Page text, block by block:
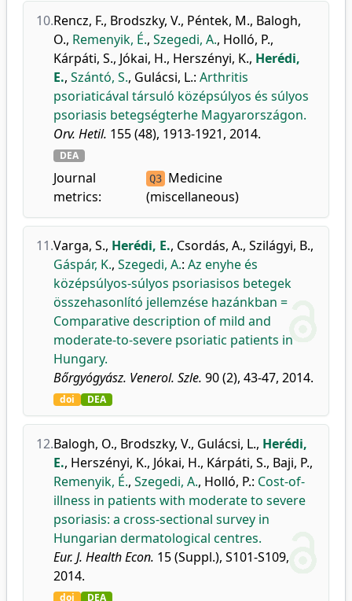
10.Rencz, F., Brodszky, V., Péntek, M., Balogh,
O., Remenyik, É., Szegedi, A., Holló, P.,
Kárpáti, S., Jókai, H., Herszényi, K., Herédi,
E., Szántó, S., Gulácsi, L.: Arthritis
psoriaticával társuló középsúlyos és súlyos
psoriasis betegségterhe Magyarországon.
Orv. Hetil. 155 (48), 1913-1921, 2014.
DEA
Journal
metrics:
Q3 Medicine
(miscellaneous)
11.Varga, S., Herédi, E., Csordás, A., Szilágyi, B.,
Gáspár, K., Szegedi, A.: Az enyhe és
középsúlyos-súlyos psoriasisos betegek
összehasonlító jellemzése hazánkban =
Comparative description of mild and
moderate-to-severe psoriatic patients in
Hungary.
Bőrgyógyász. Venerol. Szle. 90 (2), 43-47, 2014.
doi DEA
12.Balogh, O., Brodszky, V., Gulácsi, L., Herédi,
E., Herszényi, K., Jókai, H., Kárpáti, S., Baji, P.,
Remenyik, É., Szegedi, A., Holló, P.: Cost-of-
illness in patients with moderate to severe
psoriasis: a cross-sectional survey in
Hungarian dermatological centres.
Eur. J. Health Econ. 15 (Suppl.), S101-S109,
2014.
doi DEA